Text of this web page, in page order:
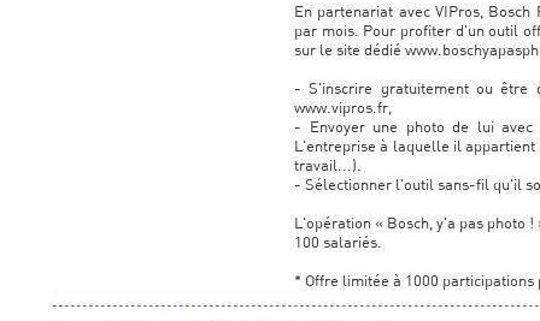
En partenariat avec VIPros,
par mois. Pour profiter d'un outil
sur le site dédié
- S'inscrire gratuitement ou être
www.vipros.fr,
- Envoyer une photo de lui
L'entreprise à laquelle il
travail...).
- Sélectionner l'outil sans-fil qu'il
L'opération « Bosch, y'a pas photo
100 salariés.
* Offre limitée à 1000 participations